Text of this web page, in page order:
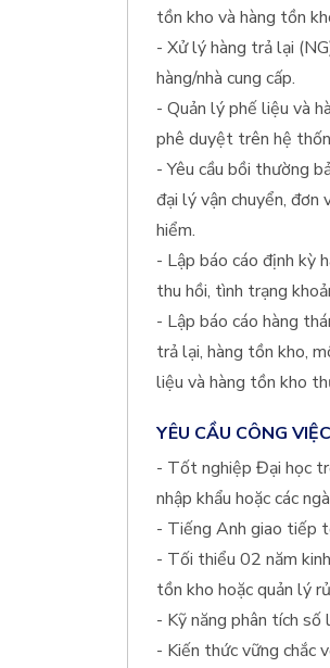
tồn kho và hàng tồn
- Xử lý hàng trả lại
hàng/nhà cung cấp.
- Quản lý phế liệu và
phê duyệt trên hệ
- Yêu cầu bồi thường
đại lý vận chuyển, đơn
hiểm.
- Lập báo cáo định kỳ
thu hồi, tình trạng
- Lập báo cáo hàng
trả lại, hàng tồn kho,
liệu và hàng tồn kho
YÊU CẦU CÔNG VIỆC
- Tốt nghiệp Đại học
nhập khẩu hoặc các
- Tiếng Anh giao tiếp
- Tối thiểu 02 năm
tồn kho hoặc quản lý
- Kỹ năng phân tích
- Kiến thức vững chắc